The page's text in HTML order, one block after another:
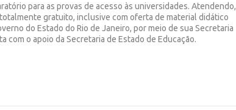
para as provas de acesso às universidades. Atendendo,
gratuito, inclusive com oferta de material didático
do Estado do Rio de Janeiro, por meio de sua Secretaria
com o apoio da Secretaria de Estado de Educação.